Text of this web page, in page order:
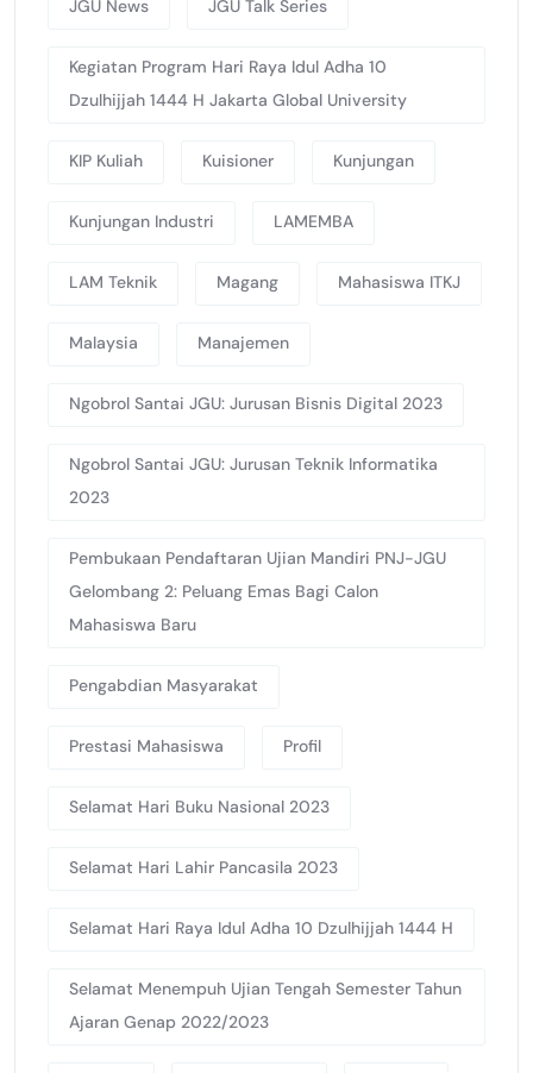
JGU News JGU Talk Series
Kegiatan Program Hari Raya Idul Adha 10
Dzulhijjah 1444 H Jakarta Global University
KIP Kuliah Kuisioner Kunjungan
Kunjungan Industri LAMEMBA
LAM Teknik Magang Mahasiswa ITKJ
Malaysia Manajemen
Ngobrol Santai JGU: Jurusan Bisnis Digital 2023
Ngobrol Santai JGU: Jurusan Teknik Informatika
2023
Pembukaan Pendaftaran Ujian Mandiri PNJ-JGU
Gelombang 2: Peluang Emas Bagi Calon
Mahasiswa Baru
Pengabdian Masyarakat
Prestasi Mahasiswa Profil
Selamat Hari Buku Nasional 2023
Selamat Hari Lahir Pancasila 2023
Selamat Hari Raya Idul Adha 10 Dzulhijjah 1444 H
Selamat Menempuh Ujian Tengah Semester Tahun
Ajaran Genap 2022/2023